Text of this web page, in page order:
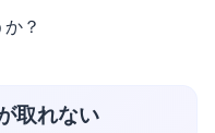
？
取れない